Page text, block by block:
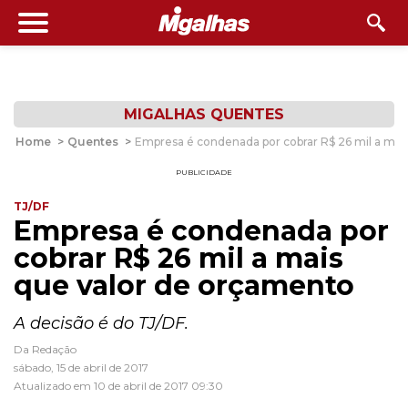
MIGALHAS QUENTES
Home > Quentes > Empresa é condenada por cobrar R$ 26 mil a
PUBLICIDADE
TJ/DF
Empresa é condenada por
cobrar R$ 26 mil a mais
que valor de orçamento
A decisão é do TJ/DF.
Da Redação
sábado, 15 de abril de 2017
Atualizado em 10 de abril de 2017 09:30